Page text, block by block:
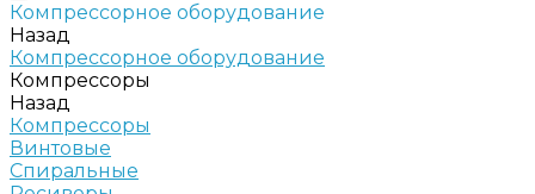
Компрессорное оборудование
Назад
Компрессорное оборудование
Компрессоры
Назад
Компрессоры
Винтовые
Спиральные